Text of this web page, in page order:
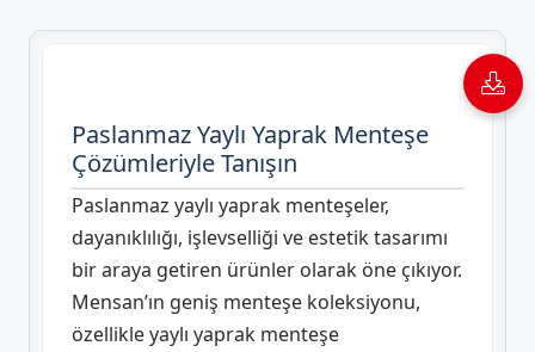
Paslanmaz Yaylı Yaprak Menteşe
Çözümleriyle Tanışın
Paslanmaz yaylı yaprak menteşeler,
dayanıklılığı, işlevselliği ve estetik tasarımı
bir araya getiren ürünler olarak öne çıkıyor.
Mensan’ın geniş menteşe koleksiyonu,
özellikle yaylı yaprak menteşe